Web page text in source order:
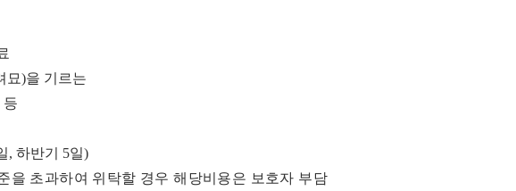
묘)을 기르는
등
, 하반기 5일)
을 초과하여 위탁할 경우 해당비용은 보호자 부담